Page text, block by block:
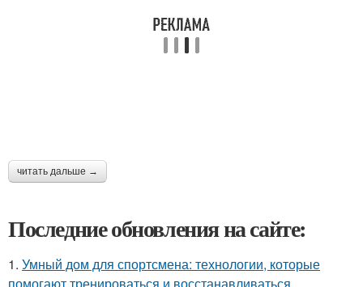
читать дальше →
Последние обновления на сайте:
1. Умный дом для спортсмена: технологии, которые
помогают тренироваться и восстанавливаться